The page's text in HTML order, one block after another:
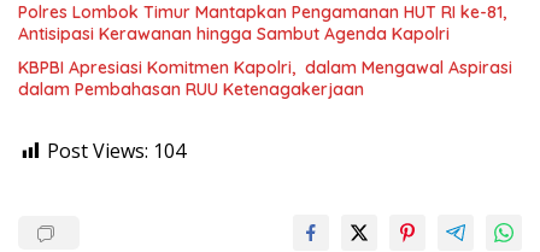
Polres Lombok Timur Mantapkan Pengamanan HUT RI ke-81,
Antisipasi Kerawanan hingga Sambut Agenda Kapolri
KBPBI Apresiasi Komitmen Kapolri, dalam Mengawal Aspirasi
dalam Pembahasan RUU Ketenagakerjaan
Post Views: 104